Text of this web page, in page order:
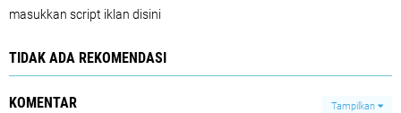
masukkan script iklan disini
TIDAK ADA REKOMENDASI
KOMENTAR Tampilkan